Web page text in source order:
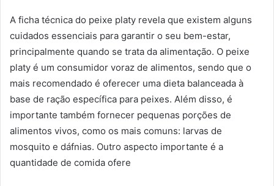
A ficha técnica do peixe platy revela que existem alguns
cuidados essenciais para garantir o seu bem-estar,
principalmente quando se trata da alimentação. O peixe
platy é um consumidor voraz de alimentos, sendo que o
mais recomendado é oferecer uma dieta balanceada à
base de ração específica para peixes. Além disso, é
importante também fornecer pequenas porções de
alimentos vivos, como os mais comuns: larvas de
mosquito e dáfnias. Outro aspecto importante é a
quantidade de comida ofere